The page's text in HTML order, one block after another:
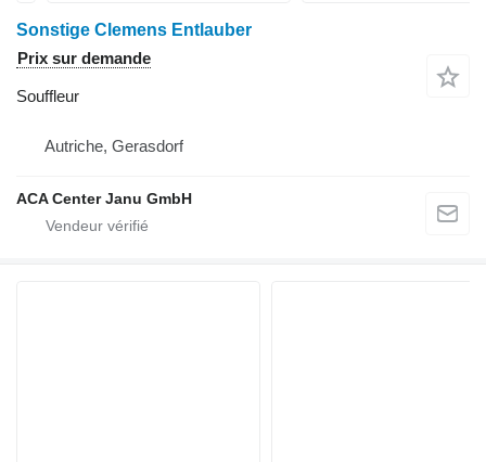
Sonstige Clemens Entlauber
Prix sur demande
Souffleur
Autriche, Gerasdorf
ACA Center Janu GmbH